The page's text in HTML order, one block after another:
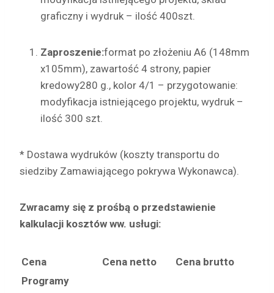
graficzny i wydruk – ilość 400szt.
Zaproszenie:format po złożeniu A6 (148mm
x105mm), zawartość 4 strony, papier
kredowy280 g., kolor 4/1 – przygotowanie:
modyfikacja istniejącego projektu, wydruk –
ilość 300 szt.
* Dostawa wydruków (koszty transportu do
siedziby Zamawiającego pokrywa Wykonawca).
Zwracamy się z prośbą o przedstawienie
kalkulacji kosztów ww. usługi:
Cena Cena netto
Cena brutto
Programy